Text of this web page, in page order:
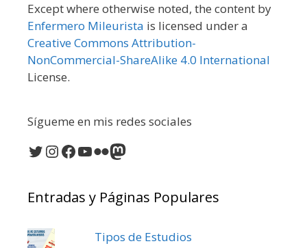
Except where otherwise noted, the content by
Enfermero Mileurista is licensed under a
Creative Commons Attribution-
NonCommercial-ShareAlike 4.0 International
License.
Sígueme en mis redes sociales
Twitter
Instagram
Facebook
YouTube
FlickrMastodon
Entradas y Páginas Populares
Tipos de Estudios